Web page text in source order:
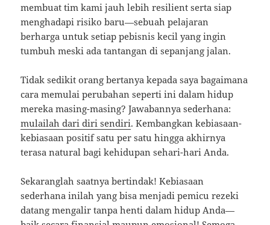
membuat tim kami jauh lebih resilient serta siap
menghadapi risiko baru—sebuah pelajaran
berharga untuk setiap pebisnis kecil yang ingin
tumbuh meski ada tantangan di sepanjang jalan.
Tidak sedikit orang bertanya kepada saya bagaimana
cara memulai perubahan seperti ini dalam hidup
mereka masing-masing? Jawabannya sederhana:
mulailah dari diri sendiri. Kembangkan kebiasaan-
kebiasaan positif satu per satu hingga akhirnya
terasa natural bagi kehidupan sehari-hari Anda.
Sekaranglah saatnya bertindak! Kebiasaan
sederhana inilah yang bisa menjadi pemicu rezeki
datang mengalir tanpa henti dalam hidup Anda—